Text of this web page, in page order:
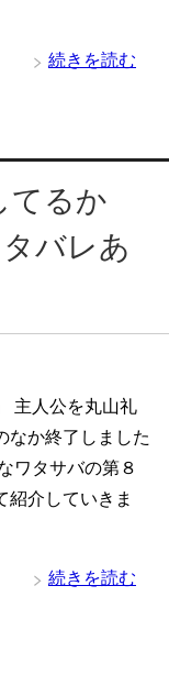
続きを読む
てるか
バレあ
主人公を丸山礼
なか終了しました
ワタサバの第８
紹介していきま
続きを読む